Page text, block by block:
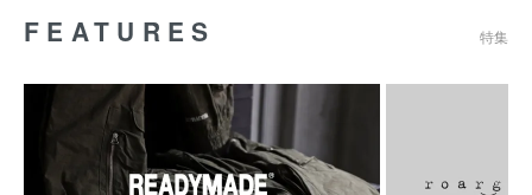
FEATURES 特集